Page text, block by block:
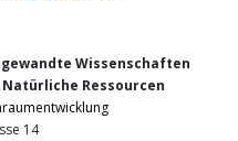
Wissenschaften
Ressourcen
14